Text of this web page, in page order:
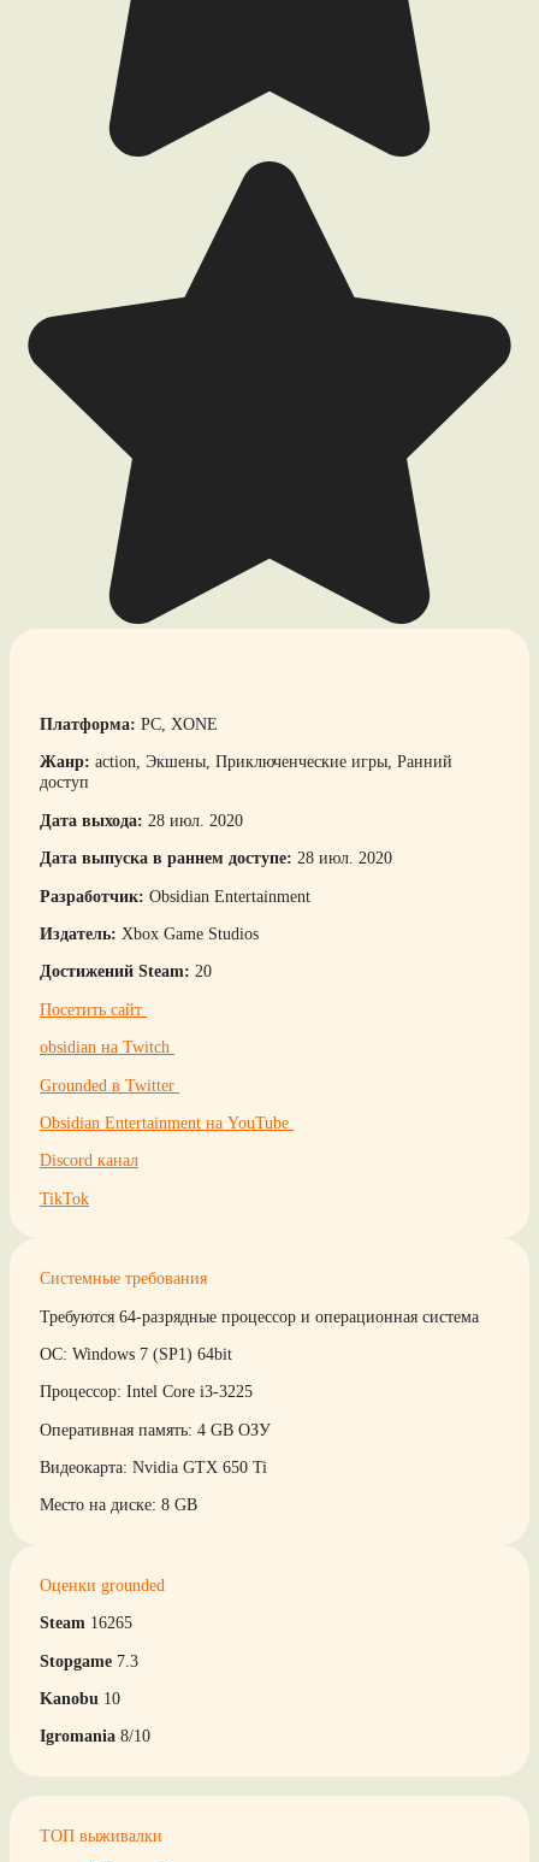
Платформа: PC, XONE
Жанр: action, Экшены, Приключенческие игры, Ранний
доступ
Дата выхода: 28 июл. 2020
Дата выпуска в раннем доступе: 28 июл. 2020
Разработчик: Obsidian Entertainment
Издатель: Xbox Game Studios
Достижений Steam: 20
Посетить сайт
obsidian на Twitch
Grounded в Twitter
Obsidian Entertainment на YouTube
Discord канал
TikTok
Системные требования
Требуются 64-разрядные процессор и операционная система
ОС: Windows 7 (SP1) 64bit
Процессор: Intel Core i3-3225
Оперативная память: 4 GB ОЗУ
Видеокарта: Nvidia GTX 650 Ti
Место на диске: 8 GB
Оценки grounded
Steam 16265
Stopgame 7.3
Kanobu 10
Igromania 8/10
ТОП выживалки